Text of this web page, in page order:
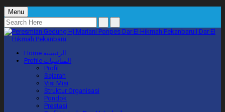
Menu
Home الرئيسية
Profile المناسبات
Profil
Sejarah
Visi Misi
Struktur Organisasi
Pondok
Prestasi